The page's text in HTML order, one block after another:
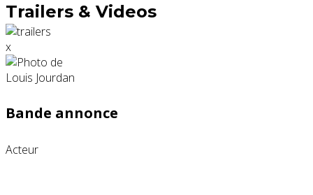
Trailers & Videos
x
Bande annonce
Acteur